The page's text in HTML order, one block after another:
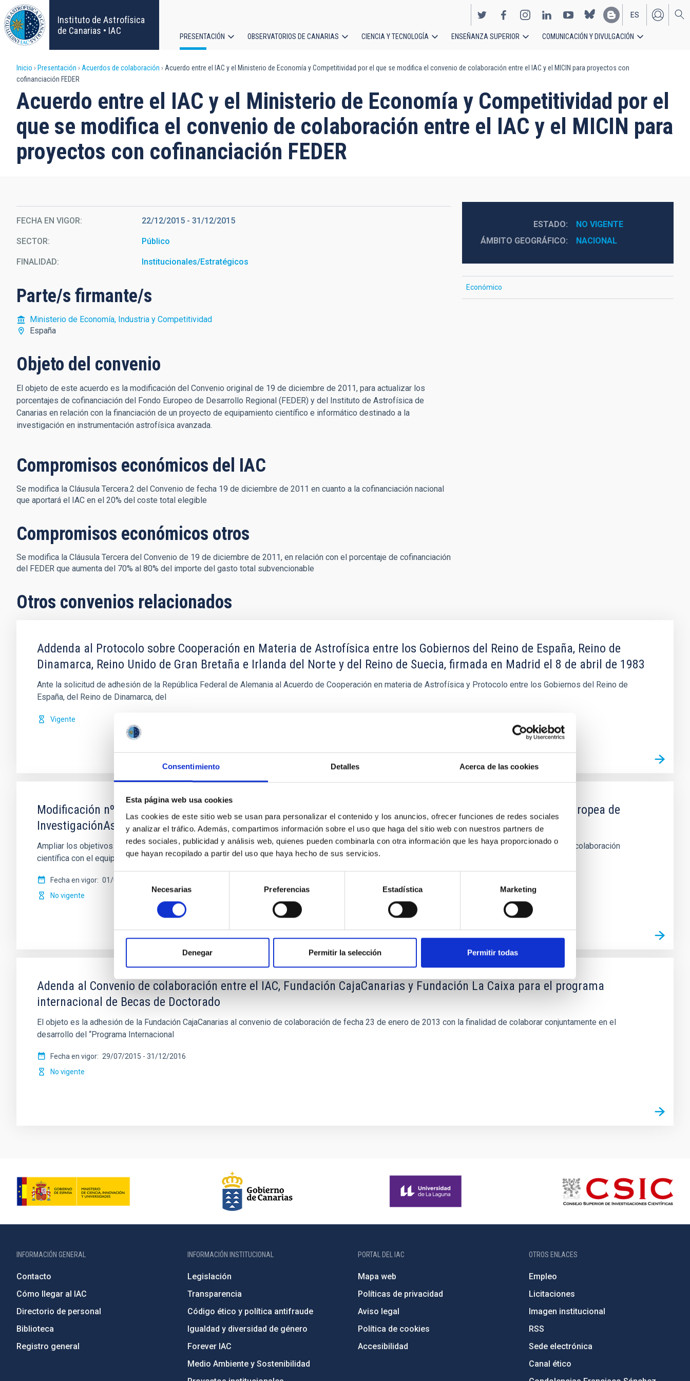
Consentimiento Detalles Acerca de las cookies
Esta página web usa cookies
Las cookies de este sitio web se usan para personalizar el contenido y los anuncios, ofrecer funciones de redes sociales
y analizar el tráfico. Además, compartimos información sobre el uso que haga del sitio web con nuestros partners de
redes sociales, publicidad y análisis web, quienes pueden combinarla con otra información que les haya proporcionado o
que hayan recopilado a partir del uso que haya hecho de sus servicios.
Selección
consentimiento
Necesarias Preferencias Estadística Marketing
Denegar Permitir la selección Permitir todas
Pasar
al
contenido
principal
Instituto de Astrofísica
de Canarias • IAC
EN
ES
Navegación
principal
PRESENTACIÓN OBSERVATORIOS DE CANARIAS CIENCIA Y TECNOLOGÍA ENSEÑANZA SUPERIOR COMUNICACIÓN Y DIVULGACIÓN
Sobrescribir
enlaces
de
ayuda
a
navegación
Inicio Presentación Acuerdos de colaboración
Acuerdo entre el IAC y el Ministerio de Economía y Competitividad por el que se modifica el convenio de colaboración entre el IAC y el MICIN para proyectos con
cofinanciación FEDER
Acuerdo entre el IAC y el Ministerio de Economía y Competitividad por el
que se modifica el convenio de colaboración entre el IAC y el MICIN para
proyectos con cofinanciación FEDER
FECHA EN VIGOR 22/12/2015 -31/12/2015
SECTOR Público
FINALIDAD Institucionales/Estratégicos
Parte/s firmante/s
Ministerio de Economía, Industria y Competitividad
España
Objeto del convenio
El objeto de este acuerdo es la modificación del Convenio original de 19 de diciembre de 2011, para actualizar los
porcentajes de cofinanciación del Fondo Europeo de Desarrollo Regional (FEDER) y del Instituto de Astrofísica de
Canarias en relación con la financiación de un proyecto de equipamiento científico e informático destinado a la
investigación en instrumentación astrofísica avanzada.
Compromisos económicos del IAC
Se modifica la Cláusula Tercera.2 del Convenio de fecha 19 de diciembre de 2011 en cuanto a la cofinanciación nacional
que aportará el IAC en el 20% del coste total elegible
Compromisos económicos otros
Se modifica la Cláusula Tercera del Convenio de 19 de diciembre de 2011, en relación con el porcentaje de cofinanciación
del FEDER que aumenta del 70% al 80% del importe del gasto total subvencionable
ESTADO
NO VIGENTE
ÁMBITO GEOGRÁFICO
NACIONAL
Económico
Otros convenios relacionados
Addenda al Protocolo sobre Cooperación en Materia de Astrofísica entre los Gobiernos del Reino de España, Reino de
Dinamarca, Reino Unido de Gran Bretaña e Irlanda del Norte y del Reino de Suecia, firmada en Madrid el 8 de abril de 1983
Ante la solicitud de adhesión de la República Federal de Alemania al Acuerdo de Cooperación en materia de Astrofísica y Protocolo entre los Gobiernos del Reino de
España, del Reino de Dinamarca, del
Vigente
Modificación nº 1 a la Carta Acuerdo sobre el experimento en colaboración entre el IAC y la Organización Europea de
InvestigaciónAstronómica Hemisferio Sur.
Ampliar los objetivos de la colaboración para permitir que los experimentos de campo LGS-AO sean realizados en el telescopio WHT de La Palma en colaboración
científica con el equipo de sistemas de
Fecha en vigor 01/02/2017
No vigente
Adenda al Convenio de colaboración entre el IAC, Fundación CajaCanarias y Fundación La Caixa para el programa
internacional de Becas de Doctorado
El objeto es la adhesión de la Fundación CajaCanarias al convenio de colaboración de fecha 23 de enero de 2013 con la finalidad de colaborar conjuntamente en el
desarrollo del “Programa Internacional
Fecha en vigor 29/07/2015 - 31/12/2016
No vigente
INFORMACIÓN GENERAL
Contacto
Cómo llegar al IAC
Directorio de personal
Biblioteca
Registro general
INFORMACIÓN INSTITUCIONAL
Legislación
Transparencia
Código ético y política antifraude
Igualdad y diversidad de género
Forever IAC
Medio Ambiente y Sostenibilidad
PORTAL DEL IAC
Mapa web
Políticas de privacidad
Aviso legal
Política de cookies
Accesibilidad
OTROS ENLACES
Empleo
Licitaciones
Imagen institucional
RSS
Sede electrónica
Canal ético